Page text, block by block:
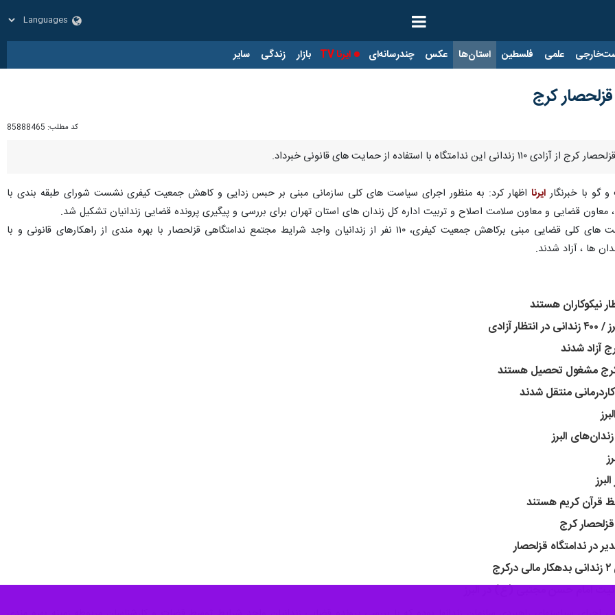
علمی فلسطین استان‌ها عکس چندرسانه‌ای ایرنا TV بازار زندگی سایر
کد مطلب: 85888465